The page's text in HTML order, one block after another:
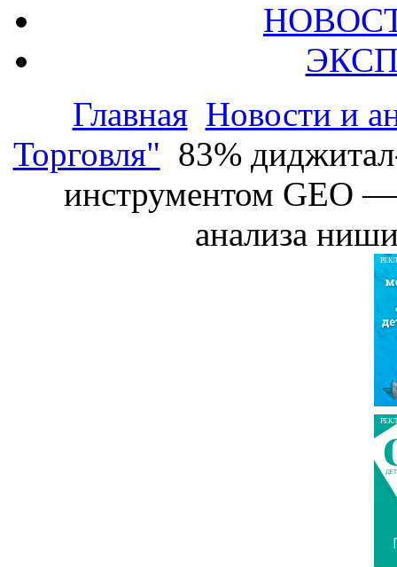
Главная Новости и
Торговля" 83%
инструментом GEO —
анализа